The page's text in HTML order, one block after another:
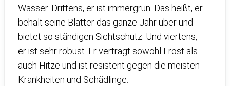
Wasser. Drittens, er ist immergrün. Das heißt, er
behält seine Blätter das ganze Jahr über und
bietet so ständigen Sichtschutz. Und viertens,
er ist sehr robust. Er verträgt sowohl Frost als
auch Hitze und ist resistent gegen die meisten
Krankheiten und Schädlinge.